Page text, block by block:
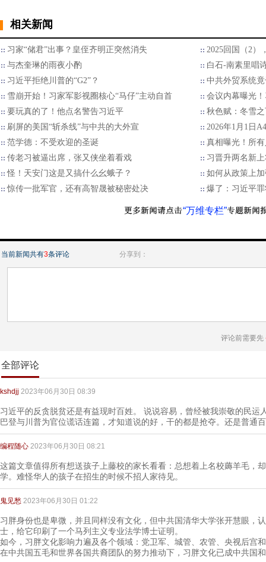
相关新闻
习家“储君”出事？皇侄齐明正突然消失
2025回国（2）
与杰奎琳的雨夜小酌
白石-南素里唱
习近平拒绝川普的“G2”？
中共外贸系统
雪崩开始！习家军影视圈核心“马仔”主动自首
会议内幕曝光
要玩真的了！他点名警告习近平
秋色赋：冬雪
刷屏的美国“斩杀线”与中共的大外宣
2026年1月1日
范学德：不受欢迎的圣诞
真相曝光！所
传老习被逼出席，张又侠坐着看戏
习晋升两名新
怪！天安门这是又搞什么幺蛾子？
如何从政策上
惊传一批军官，还有高智晟被秘密处决
爆了：习近平
“万维专栏”
当前新闻共有3条评论 分享到：
评论前需要先
全部评论
kshdjj 2023年06月30日 08:39
习近平的反贪脱贫还是有益现时百姓。 说说容易，曾经被我崇敬的民运
巴登与川普为官位谎话连篇，才知道说的好，干的都是抢夺。还是普通
编程随心 2023年06月30日 08:21
这篇文章值得所有想送孩子上藤校的家长看看：总想着上名校薅羊毛，
学。难怪华人的孩子在招生的时候不招人家待见。
鬼见愁 2023年06月30日 01:22
习胖身份也是卑微，并且同样没有文化，但中共国清华大学张开慧眼，
士，给它印刷了一个马列主义专业法学博士证明。
如今，习胖文化影响力遍及各个领域：党卫军、城管、农管、央视后宫
在中共国五毛和世界各国共裔团队的努力推动下，习胖文化已成中共国